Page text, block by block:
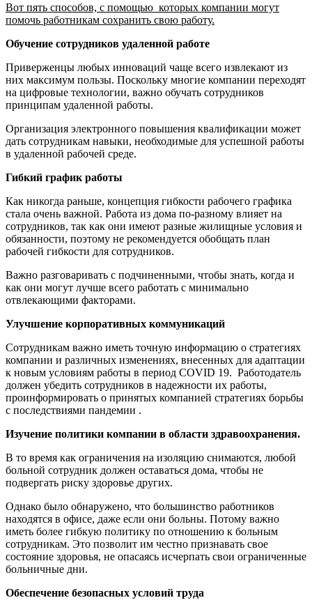
Вот пять способов, с помощью которых компании могут
помочь работникам сохранить свою работу.
Обучение сотрудников удаленной работе
Приверженцы любых инноваций чаще всего извлекают из
них максимум пользы. Поскольку многие компании переходят
на цифровые технологии, важно обучать сотрудников
принципам удаленной работы.
Организация электронного повышения квалификации может
дать сотрудникам навыки, необходимые для успешной работы
в удаленной рабочей среде.
Гибкий график работы
Как никогда раньше, концепция гибкости рабочего графика
стала очень важной. Работа из дома по-разному влияет на
сотрудников, так как они имеют разные жилищные условия и
обязанности, поэтому не рекомендуется обобщать план
рабочей гибкости для сотрудников.
Важно разговаривать с подчиненными, чтобы знать, когда и
как они могут лучше всего работать с минимально
отвлекающими факторами.
Улучшение корпоративных коммуникаций
Сотрудникам важно иметь точную информацию о стратегиях
компании и различных изменениях, внесенных для адаптации
к новым условиям работы в период COVID 19. Работодатель
должен убедить сотрудников в надежности их работы,
проинформировать о принятых компанией стратегиях борьбы
с последствиями пандемии .
Изучение политики компании в области здравоохранения.
В то время как ограничения на изоляцию снимаются, любой
больной сотрудник должен оставаться дома, чтобы не
подвергать риску здоровье других.
Однако было обнаружено, что большинство работников
находятся в офисе, даже если они больны. Потому важно
иметь более гибкую политику по отношению к больным
сотрудникам. Это позволит им честно признавать свое
состояние здоровья, не опасаясь исчерпать свои ограниченные
больничные дни.
Обеспечение безопасных условий труда